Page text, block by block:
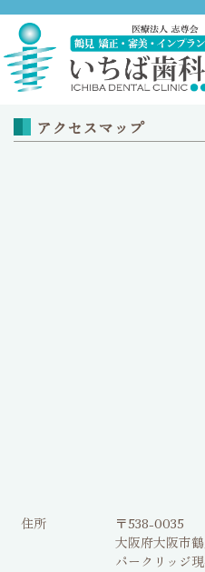
ア
home
アクセスマップ
住所
〒538-0035
大阪府大阪市
パークリッジ